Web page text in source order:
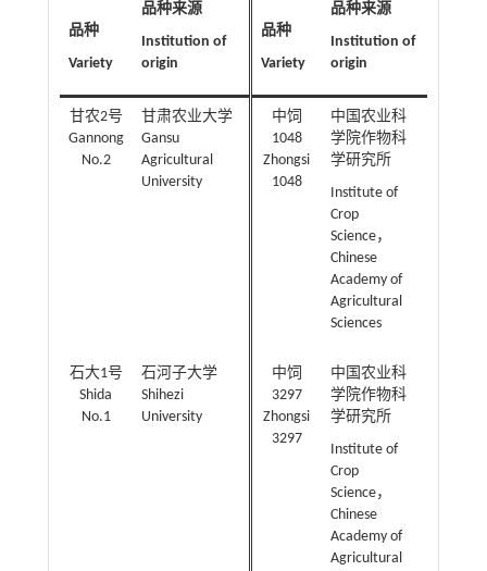
品种
Variety
品种来源
Institution of
origin
品种
Variety
品种来源
Institution of
origin
甘农2号
Gannong
No.2
甘肃农业大学
Gansu
Agricultural
University
中饲
1048
Zhongsi
1048
中国农业科
学院作物科
学研究所
Institute of
Crop
Science，
Chinese
Academy of
Agricultural
Sciences
石大1号
Shida
No.1
石河子大学
Shihezi
University
中饲
3297
Zhongsi
3297
中国农业科
学院作物科
学研究所
Institute of
Crop
Science，
Chinese
Academy of
Agricultural